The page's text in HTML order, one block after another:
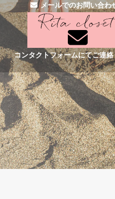
メールでのお問い合わ
コンタクトフォームにてご連